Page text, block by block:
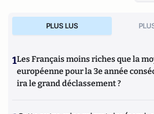
PLUS LUS
1Les Français moins riches que la
européenne pour la 3e année
ira le grand déclassement ?